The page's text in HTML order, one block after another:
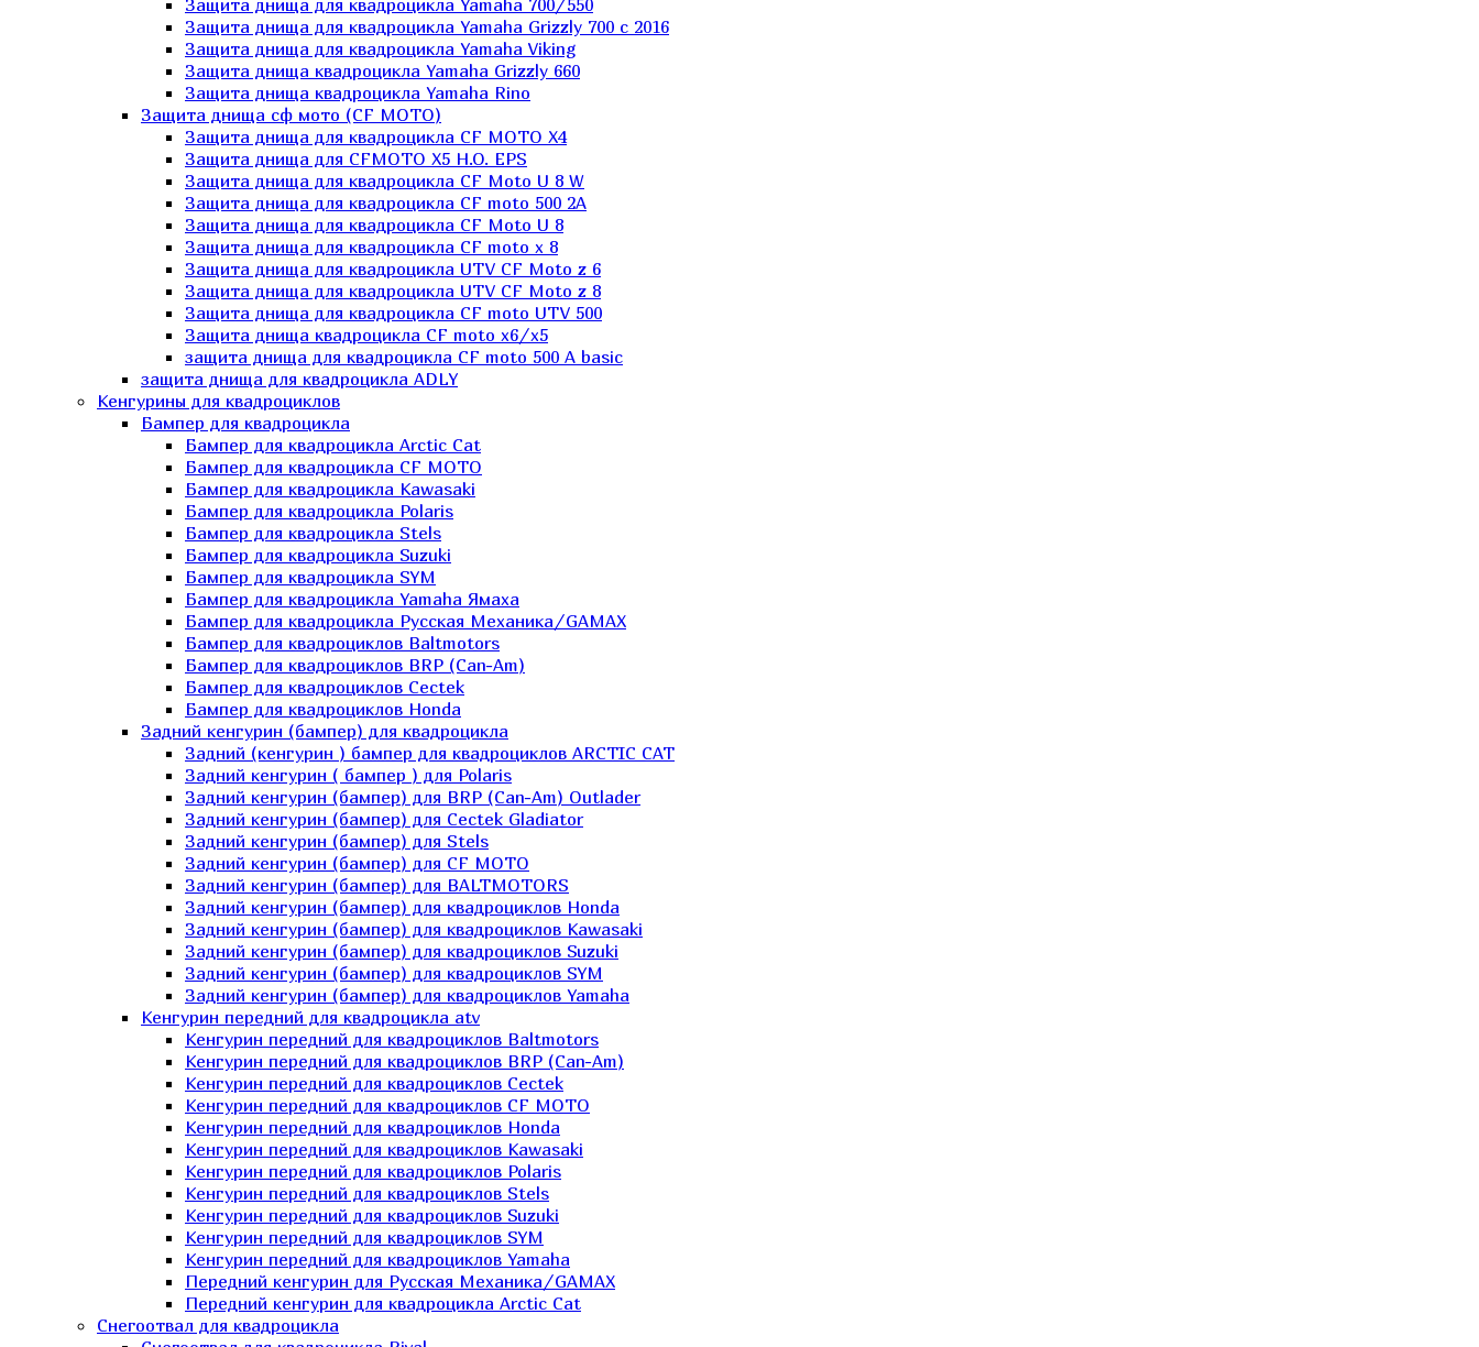
Защита днища для квадроцикла Yamaha 700/550
Защита днища для квадроцикла Yamaha Grizzly 700 с 2016
Защита днища для квадроцикла Yamaha Viking
Защита днища квадроцикла Yamaha Grizzly 660
Защита днища квадроцикла Yamaha Rino
Защита днища сф мото (CF MOTO)
Защита днища для квадроцикла CF MOTO X4
Защита днища для CFMOTO X5 H.O. EPS
Защита днища для квадроцикла CF Moto U 8 W
Защита днища для квадроцикла CF moto 500 2A
Защита днища для квадроцикла CF Moto U 8
Защита днища для квадроцикла CF moto x 8
Защита днища для квадроцикла UTV CF Moto z 6
Защита днища для квадроцикла UTV CF Moto z 8
Защита днища для квадроцикла СF moto UTV 500
Защита днища квадроцикла СF moto x6/x5
защита днища для квадроцикла CF moto 500 A basic
защита днища для квадроцикла ADLY
Кенгурины для квадроциклов
Бампер для квадроцикла
Бампер для квадроцикла Arctic Cat
Бампер для квадроцикла CF MOTO
Бампер для квадроцикла Kawasaki
Бампер для квадроцикла Polaris
Бампер для квадроцикла Stels
Бампер для квадроцикла Suzuki
Бампер для квадроцикла SYM
Бампер для квадроцикла Yamaha Ямаха
Бампер для квадроцикла Русская Механика/GAMAX
Бампер для квадроциклов Baltmotors
Бампер для квадроциклов BRP (Can-Am)
Бампер для квадроциклов Cectek
Бампер для квадроциклов Honda
Задний кенгурин (бампер) для квадроцикла
Задний (кенгурин ) бампер для квадроциклов ARCTIC CAT
Задний кенгурин ( бампер ) для Polaris
Задний кенгурин (бампер) для BRP (Can-Am) Outlader
Задний кенгурин (бампер) для Cectek Gladiator
Задний кенгурин (бампер) для Stels
Задний кенгурин (бампер) для СF MOTO
Задний кенгурин (бампер) для BALTMOTORS
Задний кенгурин (бампер) для квадроциклов Honda
Задний кенгурин (бампер) для квадроциклов Kawasaki
Задний кенгурин (бампер) для квадроциклов Suzuki
Задний кенгурин (бампер) для квадроциклов SYM
Задний кенгурин (бампер) для квадроциклов Yamaha
Кенгурин передний для квадроцикла atv
Кенгурин передний для квадроциклов Baltmotors
Кенгурин передний для квадроциклов BRP (Can-Am)
Кенгурин передний для квадроциклов Cectek
Кенгурин передний для квадроциклов CF MOTO
Кенгурин передний для квадроциклов Honda
Кенгурин передний для квадроциклов Kawasaki
Кенгурин передний для квадроциклов Polaris
Кенгурин передний для квадроциклов Stels
Кенгурин передний для квадроциклов Suzuki
Кенгурин передний для квадроциклов SYM
Кенгурин передний для квадроциклов Yamaha
Передний кенгурин для Русская Механика/GAMAX
Передний кенгурин для квадроцикла Arctic Cat
Снегоотвал для квадроцикла